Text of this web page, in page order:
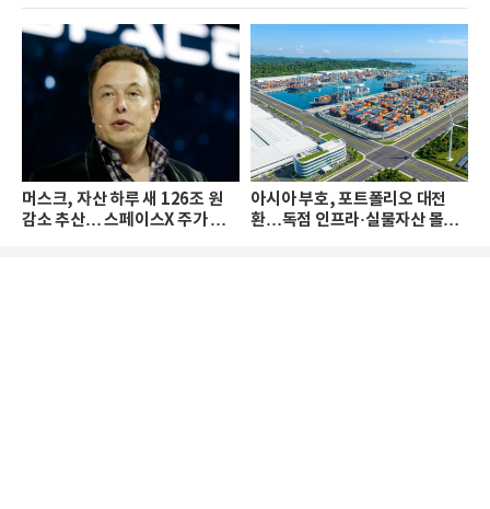
머스크, 자산 하루 새 126조 원
감소 추산… 스페이스X 주가 하
아시아 부호, 포트폴리오 대전
환…독점 인프라·실물자산 몰린